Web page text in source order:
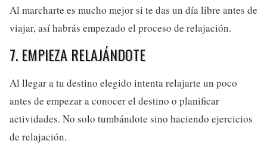
Al marcharte es mucho mejor si te das un día libre antes de
viajar, así habrás empezado el proceso de relajación.
7. EMPIEZA RELAJÁNDOTE
Al llegar a tu destino elegido intenta relajarte un poco
antes de empezar a conocer el destino o planificar
actividades. No solo tumbándote sino haciendo ejercicios
de relajación.